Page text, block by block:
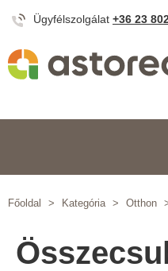
Ügyfélszolgálat +36 23
Főoldal > Kategória > Otthon